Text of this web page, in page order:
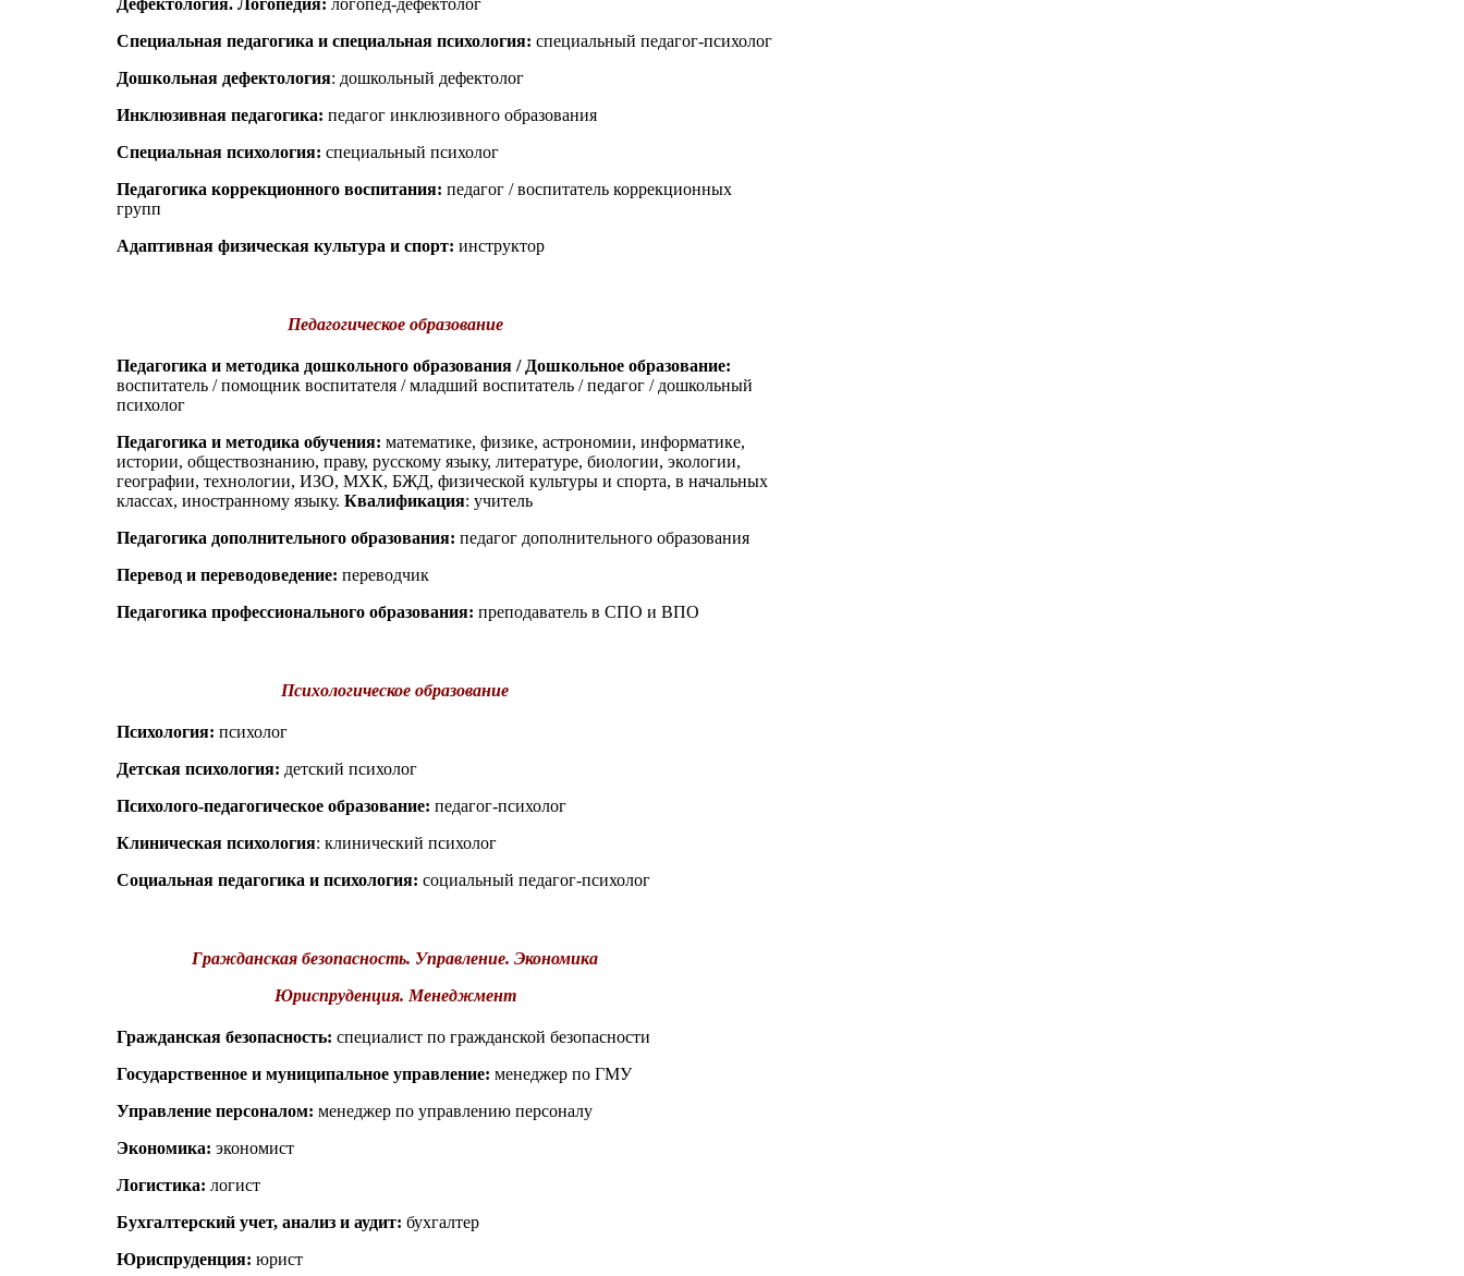
Дефектология. Логопедия: логопед-дефектолог
Специальная педагогика и специальная психология: специальный педагог-психолог
Дошкольная дефектология: дошкольный дефектолог
Инклюзивная педагогика: педагог инклюзивного образования
Специальная психология: специальный психолог
Педагогика коррекционного воспитания: педагог / воспитатель коррекционных
групп
Адаптивная физическая культура и спорт: инструктор
Педагогическое образование
Педагогика и методика дошкольного образования / Дошкольное образование:
воспитатель / помощник воспитателя / младший воспитатель / педагог / дошкольный
психолог
Педагогика и методика обучения: математике, физике, астрономии, информатике,
истории, обществознанию, праву, русскому языку, литературе, биологии, экологии,
географии, технологии, ИЗО, МХК, БЖД, физической культуры и спорта, в начальных
классах, иностранному языку. Квалификация: учитель
Педагогика дополнительного образования: педагог дополнительного образования
Перевод и переводоведение: переводчик
Педагогика профессионального образования: преподаватель в СПО и ВПО
Психологическое образование
Психология: психолог
Детская психология: детский психолог
Психолого-педагогическое образование: педагог-психолог
Клиническая психология: клинический психолог
Социальная педагогика и психология: социальный педагог-психолог
Гражданская безопасность. Управление. Экономика
Юриспруденция. Менеджмент
Гражданская безопасность: специалист по гражданской безопасности
Государственное и муниципальное управление: менеджер по ГМУ
Управление персоналом: менеджер по управлению персоналу
Экономика: экономист
Логистика: логист
Бухгалтерский учет, анализ и аудит: бухгалтер
Юриспруденция: юрист